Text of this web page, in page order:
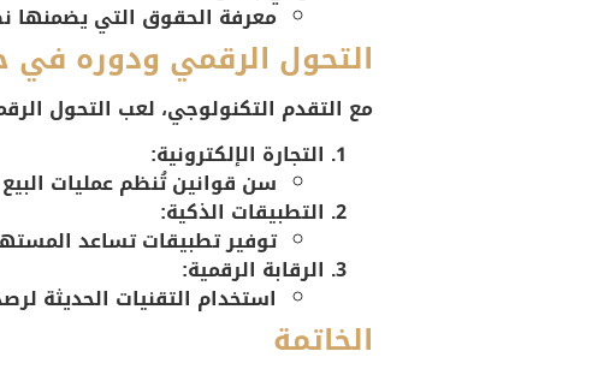
معرفة الحقوق التي يضمنها
التحول الرقمي ودوره في
مع التقدم التكنولوجي، لعب التحول
التجارة الإلكترونية:
سن قوانين تُنظم عمليات البيع
التطبيقات الذكية:
توفير تطبيقات تساعد
الرقابة الرقمية:
استخدام التقنيات الحديثة
الخاتمة